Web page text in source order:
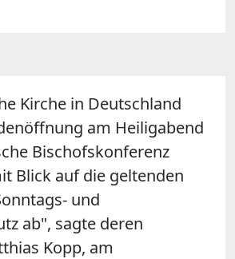
Kirche in Deutschland
am Heiligabend
Bischofskonferenz
Blick auf die geltenden
und
ab", sagte deren
Kopp, am